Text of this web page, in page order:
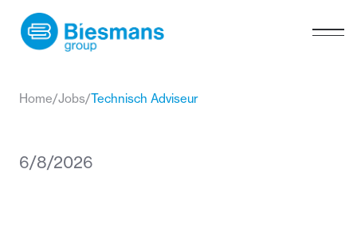
Home/Jobs/Technisch Adviseur
6/8/2026